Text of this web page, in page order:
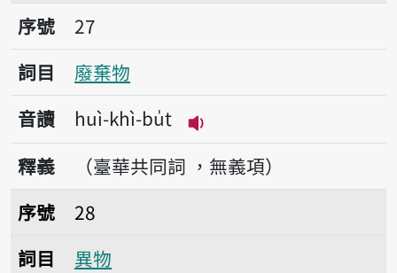
序號27廢棄物
序號
27
詞目
廢棄物
音讀
huì-khì-bu̍t
播放音讀huì-khì-bu̍t
釋義
（臺華共同詞 ，無義項）
序號28異物
序號
28
詞目
異物